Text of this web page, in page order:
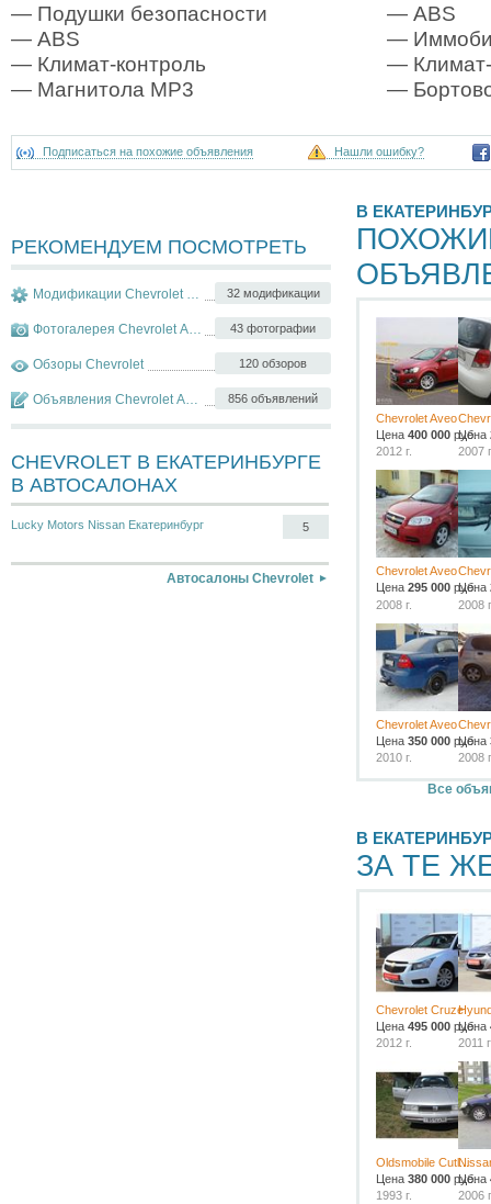
— Подушки безопасности
— ABS
— Климат-контроль
— Магнитола MP3
— ABS
—
— Климат-
—
Подписаться на похожие объявления Нашли ошибку?
РЕКОМЕНДУЕМ ПОСМОТРЕТЬ
32 модификации
Модификации Chevrolet Aveo
43 фотографии
Фотогалерея Chevrolet Aveo
120 обзоров
Обзоры Chevrolet
856 объявлений
Объявления Chevrolet Aveo
CHEVROLET В ЕКАТЕРИНБУРГЕ
В АВТОСАЛОНАХ
Lucky Motors Nissan Екатеринбург 5
Автосалоны Chevrolet
В
Chevrolet Aveo
Цена 400 000 руб.
2012 г.
Цена
2007
Chevrolet Aveo
Цена 295 000 руб.
2008 г.
Цена
2008
Chevrolet Aveo
Цена 350 000 руб.
2010 г.
Цена
2008
Все
В
ЗА ТЕ
Chevrolet Cruze
Цена 495 000 руб.
2012 г.
Цена
2011
Oldsmobile Cutl...
Цена 380 000 руб.
1993 г.
Цена
2006